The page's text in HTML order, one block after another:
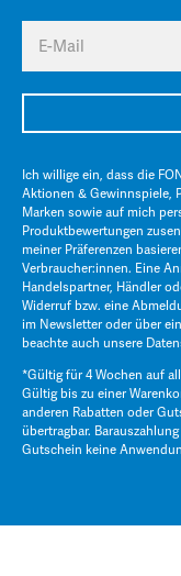
E-Mail
Ich willige ein, dass die
Aktionen & Gewinnspiele,
Marken sowie auf mich
Produktbewertungen
meiner Präferenzen
Verbraucher:innen. Eine
Handelspartner, Händler
Widerruf bzw. eine
im Newsletter oder über
beachte auch unsere
*Gültig für 4 Wochen auf
Gültig bis zu einer
anderen Rabatten oder
übertragbar.
Gutschein keine